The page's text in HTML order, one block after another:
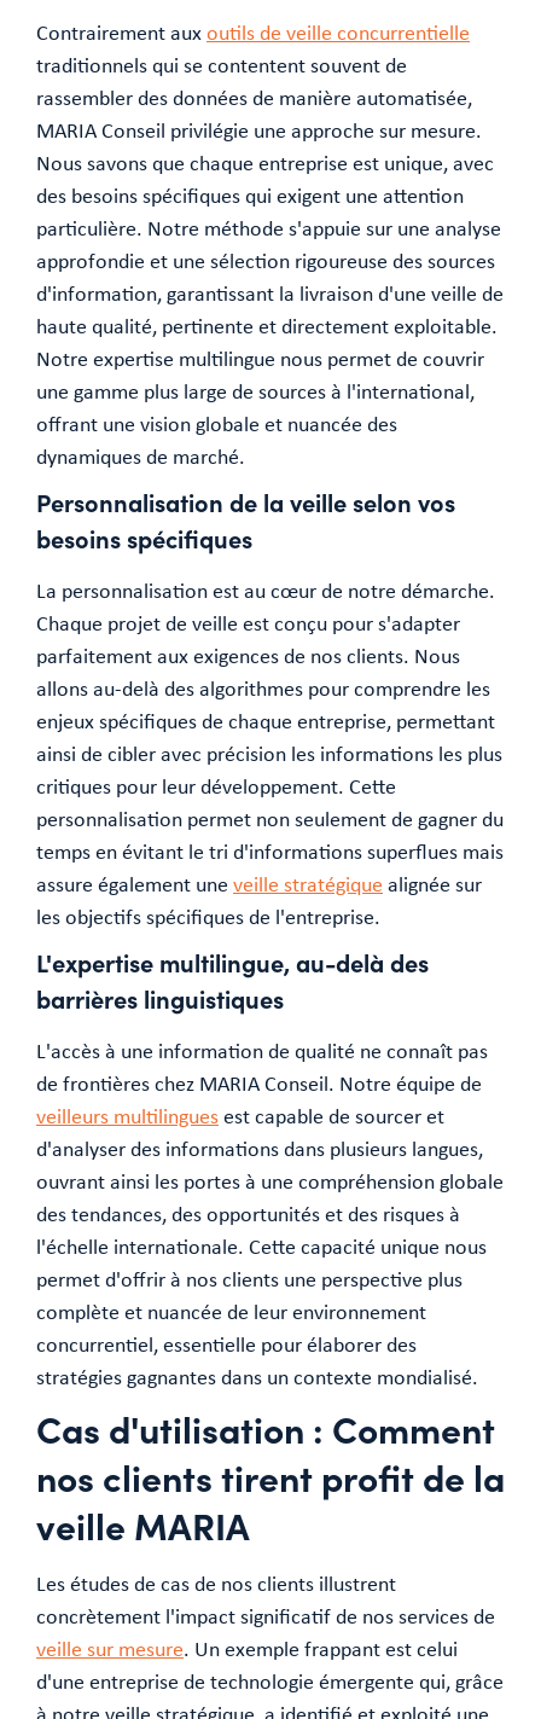
Contrairement auxoutils de veille concurrentielle
traditionnels qui se contentent souvent de
rassembler des données de manière automatisée,
MARIA Conseil privilégie une approche sur mesure.
Nous savons que chaque entreprise est unique, avec
des besoins spécifiques qui exigent une attention
particulière. Notre méthode s'appuie sur une analyse
approfondie et une sélection rigoureuse des sources
d'information, garantissant la livraison d'une veille de
haute qualité, pertinente et directement exploitable.
Notre expertise multilingue nous permet de couvrir
une gamme plus large de sources à l'international,
offrant une vision globale et nuancée des
dynamiques de marché.
Personnalisation de la veille selon vos
besoins spécifiques
La personnalisation est au cœur de notre démarche.
Chaque projet de veille est conçu pour s'adapter
parfaitement aux exigences de nos clients. Nous
allons au-delà des algorithmes pour comprendre les
enjeux spécifiques de chaque entreprise, permettant
ainsi de cibler avec précision les informations les plus
critiques pour leur développement. Cette
personnalisation permet non seulement de gagner du
temps en évitant le tri d'informations superflues mais
assure également une veille stratégique alignée sur
les objectifs spécifiques de l'entreprise.
L'expertise multilingue, au-delà des
barrières linguistiques
L'accès à une information de qualité ne connaît pas
de frontières chez MARIA Conseil. Notre équipe de
veilleurs multilinguesest capable de sourcer et
d'analyser des informations dans plusieurs langues,
ouvrant ainsi les portes à une compréhension globale
des tendances, des opportunités et des risques à
l'échelle internationale. Cette capacité unique nous
permet d'offrir à nos clients une perspective plus
complète et nuancée de leur environnement
concurrentiel, essentielle pour élaborer des
stratégies gagnantes dans un contexte mondialisé.
Cas d'utilisation : Comment
nos clients tirent profit de la
veille MARIA
Les études de cas de nos clients illustrent
concrètement l'impact significatif de nos services de
veille sur mesure. Un exemple frappant est celui
d'une entreprise de technologie émergente qui, grâce